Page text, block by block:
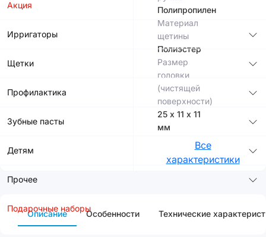
Акция
Ирригаторы
Щетки
Профилактика
Зубные пасты
Детям
Прочее
Подарочные наборы
Полипропилен
Материал
щетины
Полиэстер
Размер
головки
(чистящей
поверхности)
25 х 11 х 11
мм
Все
характеристики
Описание Особенности Технические